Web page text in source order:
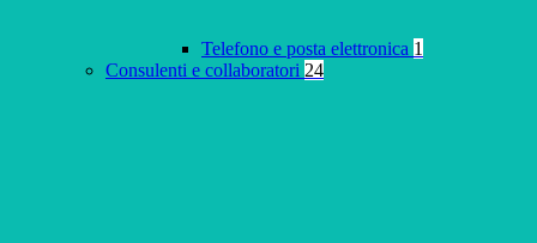
Telefono e posta elettronica 1
Consulenti e collaboratori 24